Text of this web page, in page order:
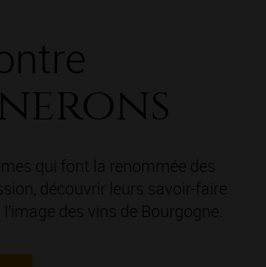
qui font la renommée des
découvrir leurs savoir-faire
des vins de Bourgogne.